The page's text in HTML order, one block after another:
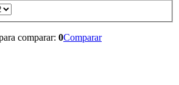
comparar: 0Comparar